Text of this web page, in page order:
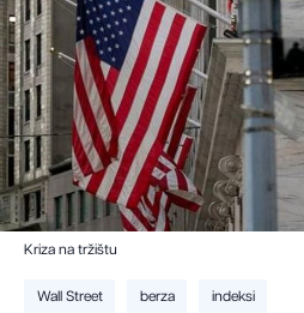
Kriza na tržištu
Wall Street berza indeksi